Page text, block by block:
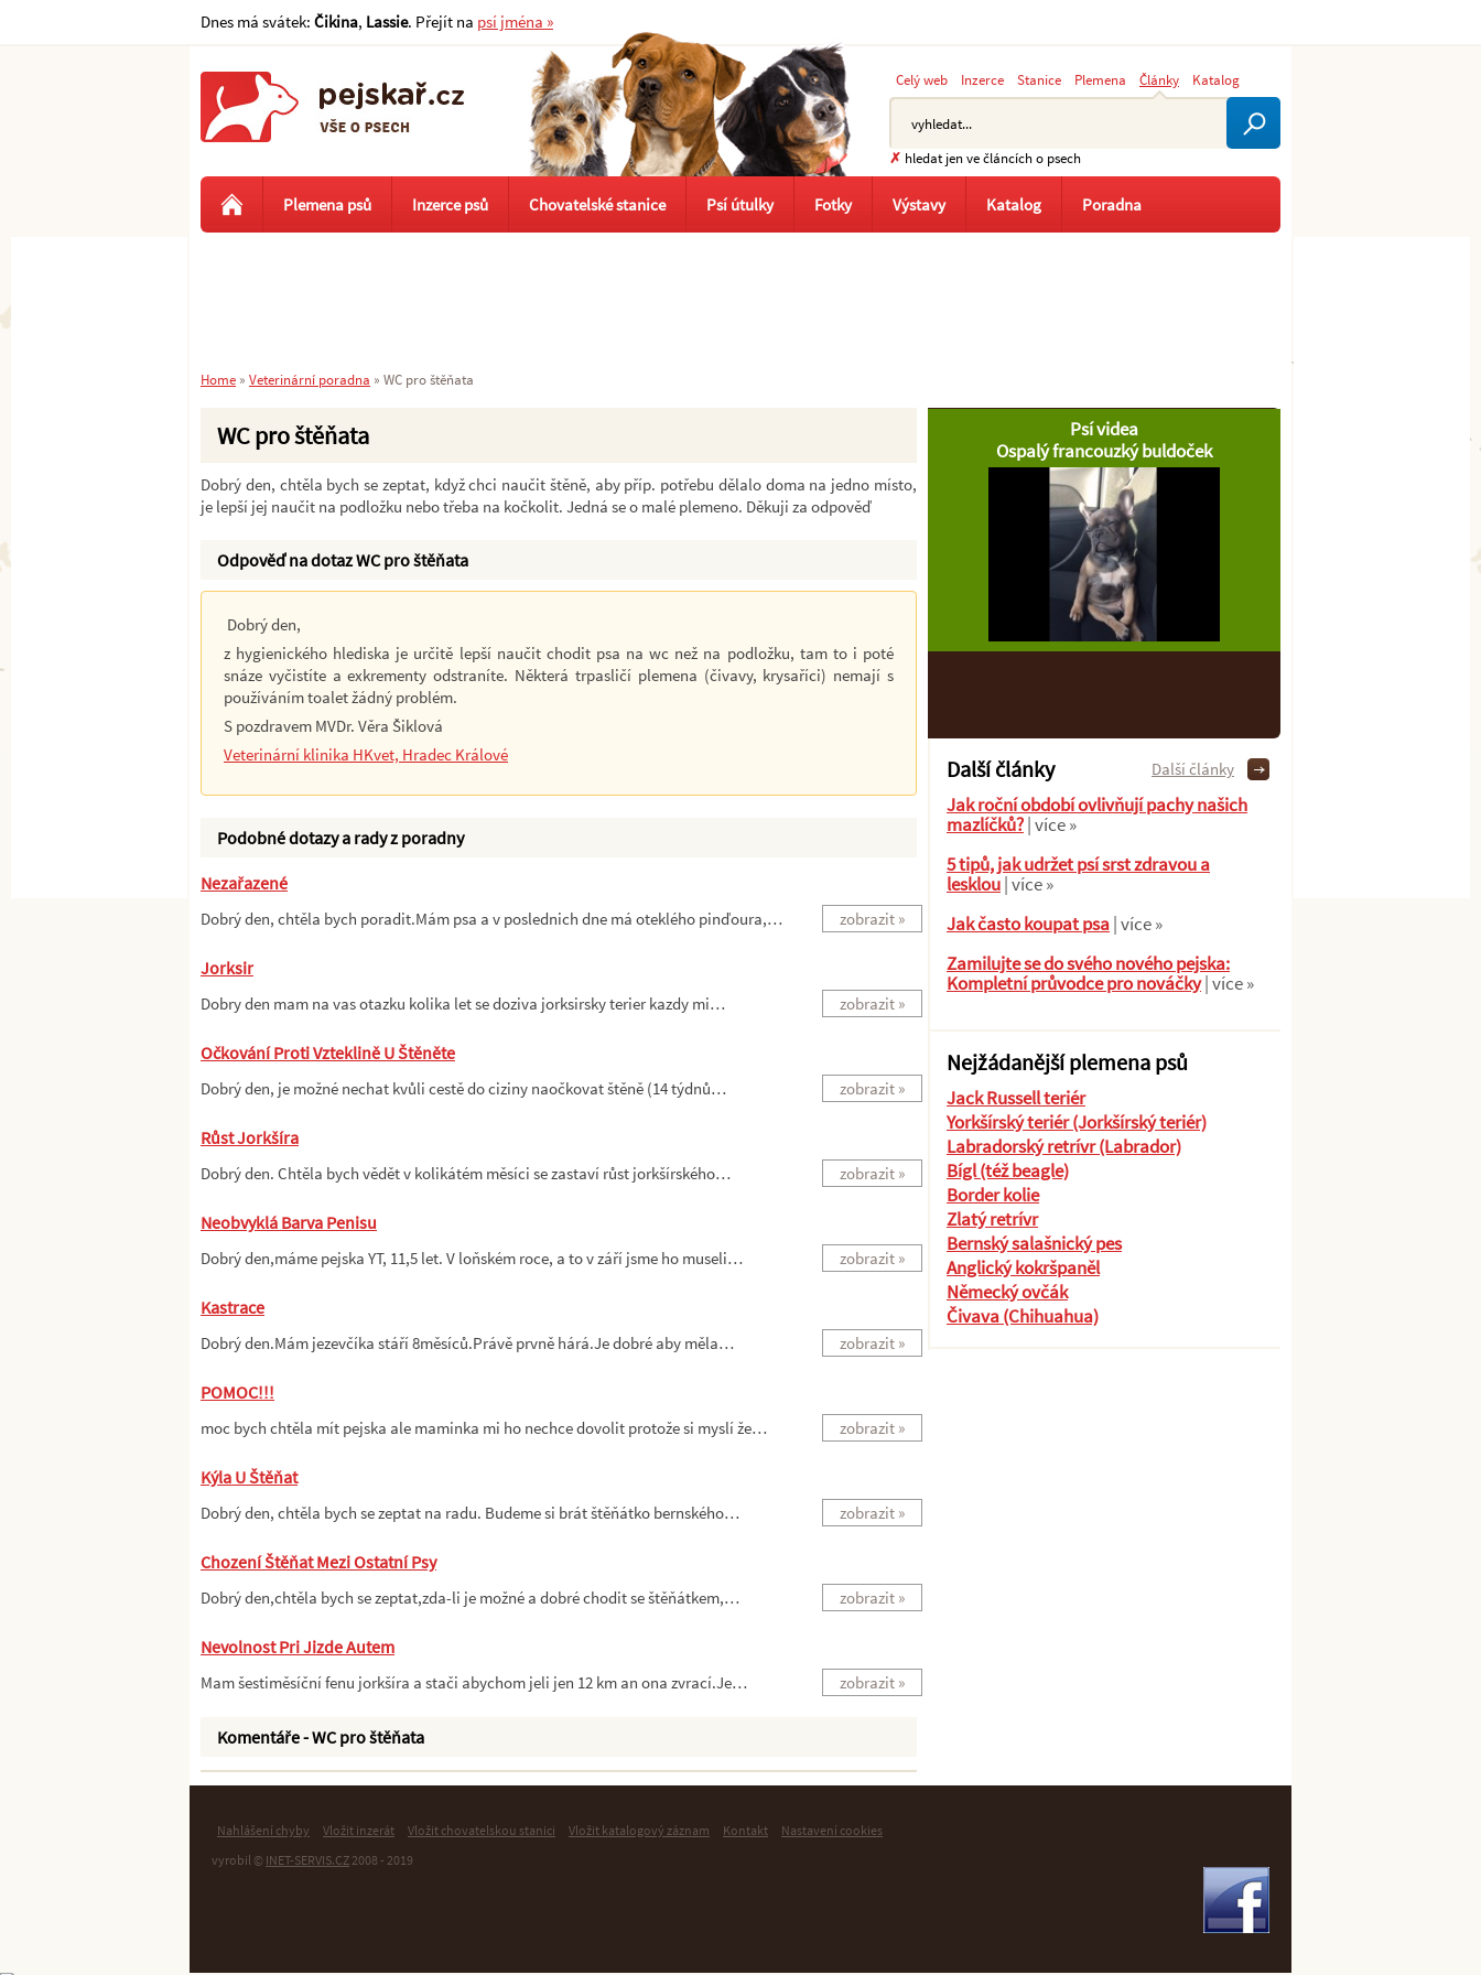
WC pro štěňata
Dobrý den, chtěla bych se zeptat, když chci naučit štěně, aby příp. potřebu dělalo doma na jedno místo,
je lepší jej naučit na podložku nebo třeba na kočkolit. Jedná se o malé plemeno. Děkuji za odpověď
Odpověď na dotaz WC pro štěňata
Dobrý den,
z hygienického hlediska je určitě lepší naučit chodit psa na wc než na podložku, tam to i poté
snáze vyčistíte a exkrementy odstraníte. Některá trpasličí plemena (čivavy, krysaříci) nemají s
používáním toalet žádný problém.
S pozdravem MVDr. Věra Šiklová
Veterinární klinika HKvet, Hradec Králové
Podobné dotazy a rady z poradny
Nezařazené
Dobrý den, chtěla bych poradit.Mám psa a v poslednich dne má oteklého pinďoura,… zobrazit »
Jorksir
Dobry den mam na vas otazku kolika let se doziva jorksirsky terier kazdy mi… zobrazit »
Očkování Proti Vzteklině U Štěněte
Dobrý den, je možné nechat kvůli cestě do ciziny naočkovat štěně (14 týdnů… zobrazit »
Růst Jorkšíra
Dobrý den. Chtěla bych vědět v kolikátém měsíci se zastaví růst jorkšírského… zobrazit »
Neobvyklá Barva Penisu
Dobrý den,máme pejska YT, 11,5 let. V loňském roce, a to v září jsme ho museli… zobrazit »
Kastrace
Dobrý den.Mám jezevčíka stáří 8měsíců.Právě prvně hárá.Je dobré aby měla… zobrazit »
POMOC!!!
moc bych chtěla mít pejska ale maminka mi ho nechce dovolit protože si myslí že… zobrazit »
Kýla U Štěňat
Dobrý den, chtěla bych se zeptat na radu. Budeme si brát štěňátko bernského… zobrazit »
Chození Štěňat Mezi Ostatní Psy
Dobrý den,chtěla bych se zeptat,zda-li je možné a dobré chodit se štěňátkem,… zobrazit »
Nevolnost Pri Jizde Autem
Mam šestiměsíční fenu jorkšíra a stači abychom jeli jen 12 km an ona zvrací.Je… zobrazit »
Komentáře - WC pro štěňata
Psí videa
Ospalý francouzký buldoček
Další články
Jak roční období ovlivňují pachy našich
mazlíčků?| více »
5 tipů, jak udržet psí srst zdravou a
lesklou| více »
Jak často koupat psa| více »
Zamilujte se do svého nového pejska:
Kompletní průvodce pro nováčky| více »
Další články
Nejžádanější plemena psů
Jack Russell teriér
Yorkšírský teriér (Jorkšírský teriér)
Labradorský retrívr (Labrador)
Bígl (též beagle)
Border kolie
Zlatý retrívr
Bernský salašnický pes
Anglický kokršpaněl
Německý ovčák
Čivava (Chihuahua)
Celý web Inzerce Stanice Plemena Články Katalog
✗ hledat jen ve článcích o psech
Plemena psů Inzerce psů Chovatelské stanice Psí útulky Fotky Výstavy Katalog Poradna
Home » Veterinární poradna » WC pro štěňata
Dnes má svátek: Čikina, Lassie. Přejít na psí jména »
Nahlášení chyby Vložit inzerát Vložit chovatelskou stanici Vložit katalogový záznam Kontakt
Nastavení cookies
vyrobil © INET-SERVIS.CZ2008 - 2019